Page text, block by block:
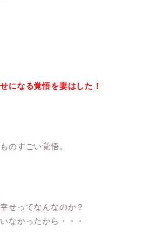
になる覚悟を妻はした！
のすごい覚悟。
せってなんなのか？
なかったから・・・